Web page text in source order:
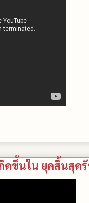
ดขึ้นใน ยุคสิ้นสุด